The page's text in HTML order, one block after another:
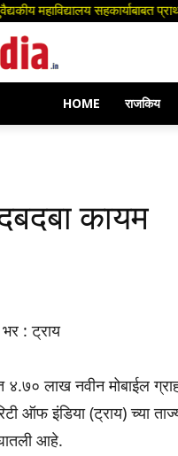
महाविद्यालय सहकार्याबाबत
रोखण्यासाठी ठोस उपाय योजना करा
HOME राजकिय
कायम
: ट्राय
लाख नवीन मोबाईल
ऑफ इंडिया (ट्राय) च्या
आहे.